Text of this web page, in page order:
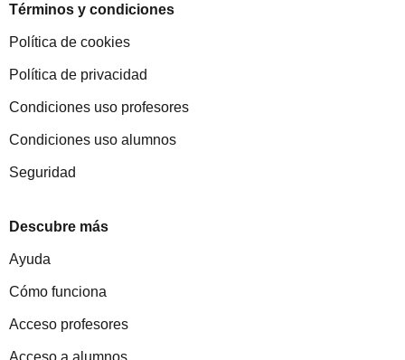
Términos y condiciones
Política de cookies
Política de privacidad
Condiciones uso profesores
Condiciones uso alumnos
Seguridad
Descubre más
Ayuda
Cómo funciona
Acceso profesores
Acceso a alumnos